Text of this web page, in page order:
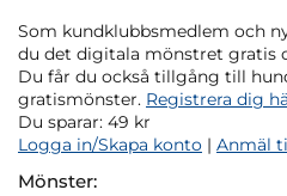
Som kundklubbsmedlem och
du det digitala mönstret gratis
Du får du också tillgång till
gratismönster. Registrera dig
Du sparar: 49 kr
Logga in/Skapa konto | Anmäl
Mönster: